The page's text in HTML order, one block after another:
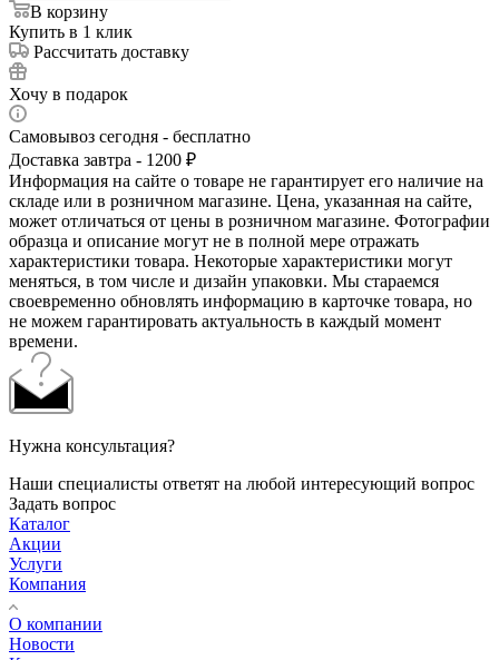
В корзину
Купить в 1 клик
Рассчитать доставку
Хочу в подарок
Самовывоз сегодня - бесплатно
Доставка завтра - 1200 ₽
Информация на сайте о товаре не гарантирует его наличие на
складе или в розничном магазине. Цена, указанная на сайте,
может отличаться от цены в розничном магазине. Фотографии
образца и описание могут не в полной мере отражать
характеристики товара. Некоторые характеристики могут
меняться, в том числе и дизайн упаковки. Мы стараемся
своевременно обновлять информацию в карточке товара, но
не можем гарантировать актуальность в каждый момент
времени.
Нужна консультация?
Наши специалисты ответят на любой интересующий вопрос
Задать вопрос
Каталог
Акции
Услуги
Компания
О компании
Новости